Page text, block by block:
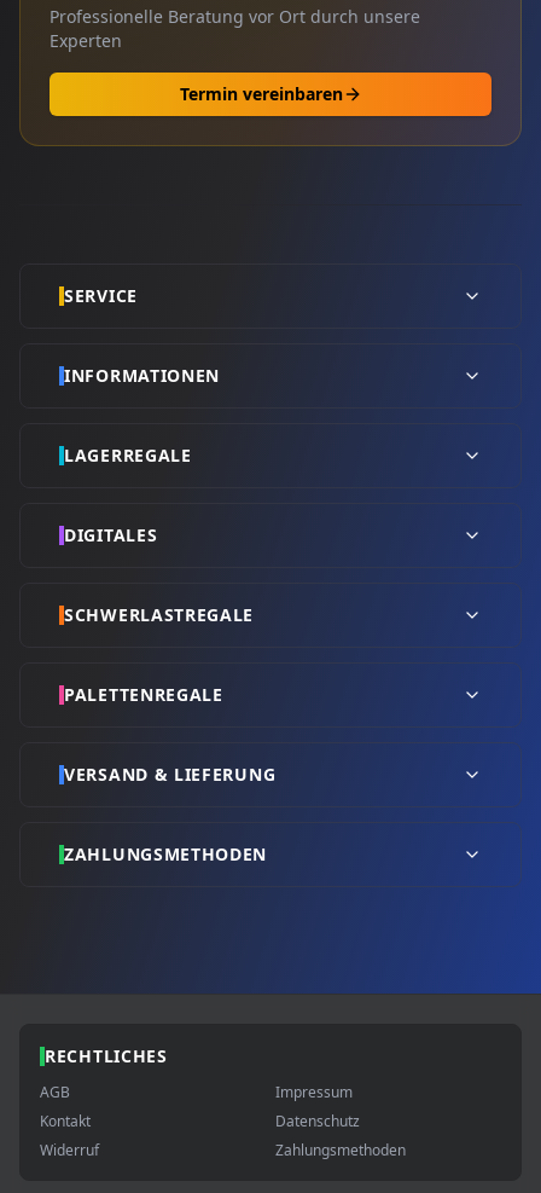
Professionelle Beratung vor Ort durch unsere
Experten
Termin vereinbaren
SERVICE
INFORMATIONEN
LAGERREGALE
DIGITALES
SCHWERLASTREGALE
PALETTENREGALE
VERSAND & LIEFERUNG
ZAHLUNGSMETHODEN
RECHTLICHES
AGB
Impressum
Kontakt
Datenschutz
Widerruf
Zahlungsmethoden